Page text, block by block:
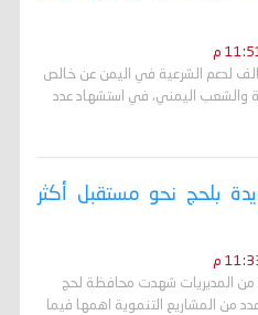
لدعم الشرعية في اليمن عن خالص
والشعب اليمني، في استشهاد عدد
بلحج نحو مستقبل أكثر
من المديريات شهدت محافظة لحج
من المشاريع التنموية اهمها فيما